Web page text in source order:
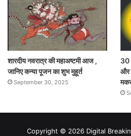
शारदीय नवरात्र की महाअष्टमी आज ,
जानिए कन्या पूजन का शुभ मुहूर्त
September 30, 2025
30
और
Copyright © 2026 Digital